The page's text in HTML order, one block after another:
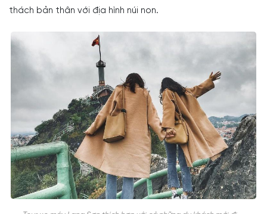
thách bản thân với địa hình núi non.